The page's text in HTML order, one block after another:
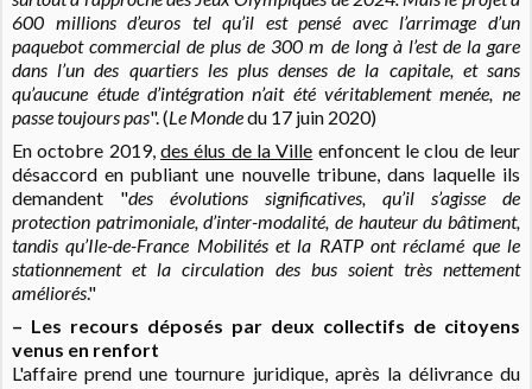
600 millions d’euros tel qu’il est pensé avec l’arrimage d’un
paquebot commercial de plus de 300 m de long à l’est de la gare
dans l’un des quartiers les plus denses de la capitale, et sans
qu’aucune étude d’intégration n’ait été véritablement menée, ne
passe toujours pas". (Le Mondedu 17 juin 2020)
En octobre 2019,des élus de la Ville enfoncent le clou de leur
désaccord en publiant une nouvelle tribune, dans laquelle ils
demandent "des évolutions significatives, qu’il s’agisse de
protection patrimoniale, d’inter-modalité, de hauteur du bâtiment,
tandis qu’Ile-de-France Mobilités et la RATP ont réclamé que le
stationnement et la circulation des bus soient très nettement
améliorés."
– Les recours déposés par deux collectifs de citoyens
venus en renfort
L'affaire prend une tournure juridique, après la délivrance du